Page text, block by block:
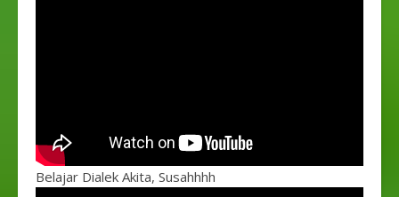
Belajar Dialek Akita, Susahhhh